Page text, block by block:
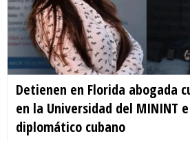
Detienen en Florida abogada
en la Universidad del MININT
diplomático cubano